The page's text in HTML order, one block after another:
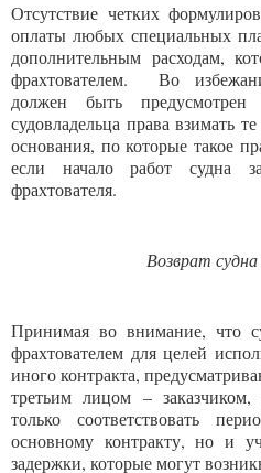
Отсутствие четких
оплаты любых специальных
дополнительным расходам,
фрахтователем. Во
должен быть
судовладельца права взимать
основания, по которые такое
если начало работ судна
фрахтователя.
Возврат
Принимая во внимание, что
фрахтователем для целей
иного контракта,
третьим лицом –
только соответствовать
основному контракту, но и
задержки, которые могут